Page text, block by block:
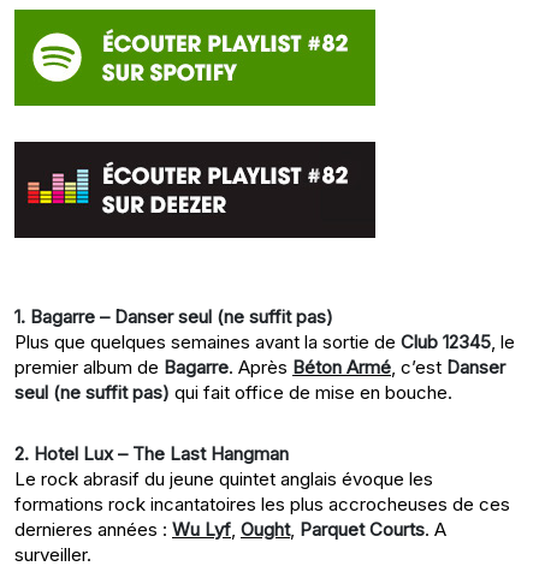
1. Bagarre – Danser seul (ne suffit pas)
Plus que quelques semaines avant la sortie de Club 12345, le
premier album de Bagarre. Après Béton Armé, c’est Danser
seul (ne suffit pas) qui fait office de mise en bouche.
2. Hotel Lux – The Last Hangman
Le rock abrasif du jeune quintet anglais évoque les
formations rock incantatoires les plus accrocheuses de ces
dernieres années : Wu Lyf, Ought, Parquet Courts. A
surveiller.